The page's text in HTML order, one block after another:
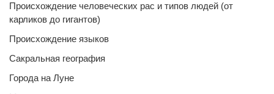
Происхождение человеческих рас и типов людей (от
карликов до гигантов)
Происхождение языков
Сакральная география
Города на Луне